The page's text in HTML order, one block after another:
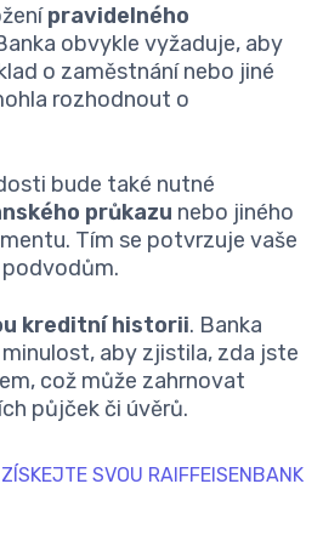
pravidelného
obvykle vyžaduje, aby
o zaměstnání nebo jiné
rozhodnout o
bude také nutné
průkazu nebo jiného
Tím se potvrzuje vaše
kreditní historii. Banka
aby zjistila, zda jste
což může zahrnovat
půjček či úvěrů.
SVOU RAIFFEISENBANK